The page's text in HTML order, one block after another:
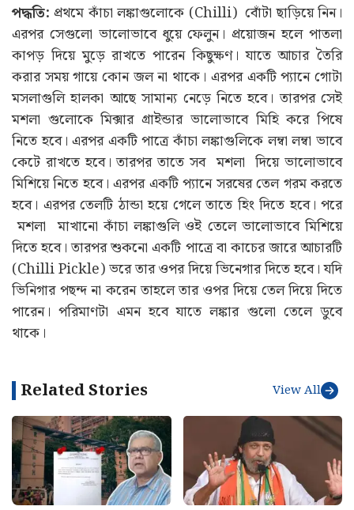
পদ্ধতি: প্রথমে কাঁচা লঙ্কাগুলোকে (Chilli) বোঁটা ছাড়িয়ে নিন।
এরপর সেগুলো ভালোভাবে ধুয়ে ফেলুন। প্রয়োজন হলে পাতলা
কাপড় দিয়ে মুড়ে রাখতে পারেন কিছুক্ষণ। যাতে আচার তৈরি
করার সময় গায়ে কোন জল না থাকে। এরপর একটি প্যানে গোটা
মসলাগুলি হালকা আছে সামান্য নেড়ে নিতে হবে। তারপর সেই
মশলা গুলোকে মিক্সার গ্রাইন্ডার ভালোভাবে মিহি করে পিষে
নিতে হবে। এরপর একটি পাত্রে কাঁচা লঙ্কাগুলিকে লম্বা লম্বা ভাবে
কেটে রাখতে হবে। তারপর তাতে সব মশলা দিয়ে ভালোভাবে
মিশিয়ে নিতে হবে। এরপর একটি প্যানে সরষের তেল গরম করতে
হবে। এরপর তেলটি ঠান্ডা হয়ে গেলে তাতে হিং দিতে হবে। পরে
মশলা মাখানো কাঁচা লঙ্কাগুলি ওই তেলে ভালোভাবে মিশিয়ে
দিতে হবে। তারপর শুকনো একটি পাত্রে বা কাচের জারে আচারটি
(Chilli Pickle) ভরে তার ওপর দিয়ে ভিনেগার দিতে হবে। যদি
ভিনিগার পছন্দ না করেন তাহলে তার ওপর দিয়ে তেল দিয়ে দিতে
পারেন। পরিমাণটা এমন হবে যাতে লঙ্কার গুলো তেলে ডুবে
থাকে।
Related Stories View All